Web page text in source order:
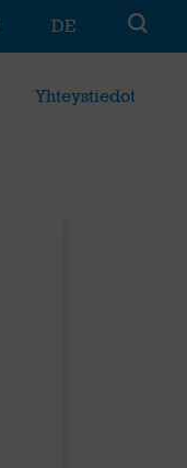
DE
Yhteystiedot